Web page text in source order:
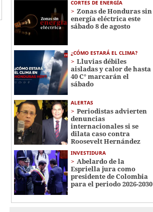
CORTES DE ENERGÍA
Zonas de Honduras sin
energía eléctrica este
sábado 8 de agosto
¿CÓMO ESTARÁ EL CLIMA?
Lluvias débiles
aisladas y calor de hasta
40 C° marcarán el
sábado
ALERTAS
Periodistas advierten
denuncias
internacionales si se
dilata caso contra
Roosevelt Hernández
INVESTIDURA
Abelardo de la
Espriella jura como
presidente de Colombia
para el periodo 2026-2030